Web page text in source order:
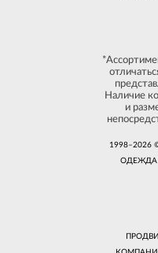
Наличие
и
1998–2026
ОДЕЖДА